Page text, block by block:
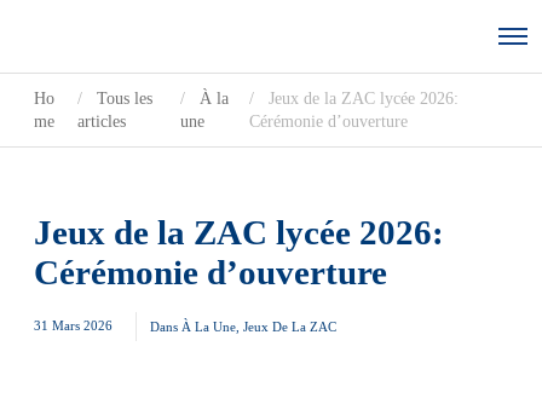
Ho
me
Tous les
articles
À la
une
Jeux de la ZAC lycée 2026:
Cérémonie d’ouverture
Jeux de la ZAC lycée 2026:
Cérémonie d’ouverture
31 Mars 2026 Dans À La Une Jeux De La ZAC